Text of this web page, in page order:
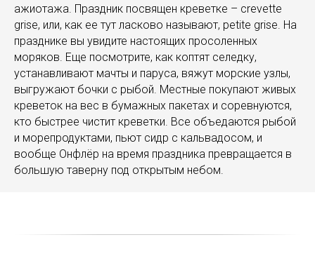
ажиотажа. Праздник посвящен креветке – crevette
grise, или, как ее тут ласково называют, petite grise. На
празднике вы увидите настоящих просоленных
моряков. Еще посмотрите, как коптят селедку,
устанавливают мачты и паруса, вяжут морские узлы,
выгружают бочки с рыбой. Местные покупают живых
креветок на вес в бумажных пакетах и соревнуются,
кто быстрее чистит креветки. Все объедаются рыбой
и морепродуктами, пьют сидр с кальвадосом, и
вообще Онфлёр на время праздника превращается в
большую таверну под открытым небом.